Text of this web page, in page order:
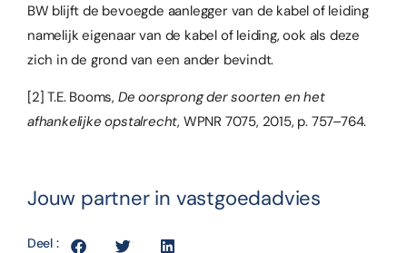
BW blijft de bevoegde aanlegger van de kabel of leiding
namelijk eigenaar van de kabel of leiding, ook als deze
zich in de grond van een ander bevindt.
[2] T.E. Booms, De oorsprong der soorten en het
afhankelijke opstalrecht, WPNR 7075, 2015, p. 757–764.
Jouw partner in vastgoedadvies
Deel :